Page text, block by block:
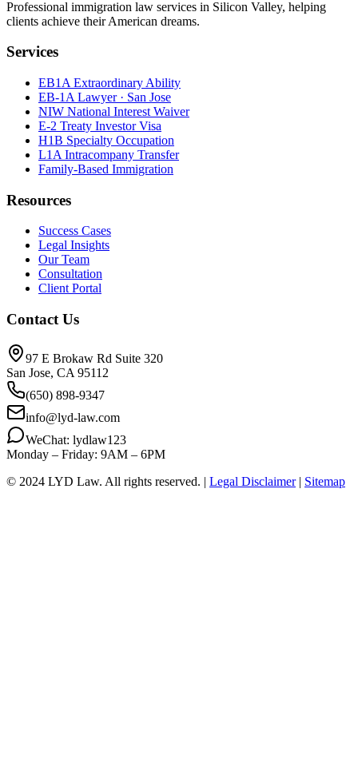
Professional immigration law services in Silicon Valley, helping
clients achieve their American dreams.
Services
EB1A Extraordinary Ability
EB-1A Lawyer · San Jose
NIW National Interest Waiver
E-2 Treaty Investor Visa
H1B Specialty Occupation
L1A Intracompany Transfer
Family-Based Immigration
Resources
Success Cases
Legal Insights
Our Team
Consultation
Client Portal
Contact Us
97 E Brokaw Rd Suite 320
San Jose, CA 95112
(650) 898-9347
info@lyd-law.com
WeChat: lydlaw123
Monday – Friday: 9AM – 6PM
© 2024 LYD Law. All rights reserved. | Legal Disclaimer | Sitemap